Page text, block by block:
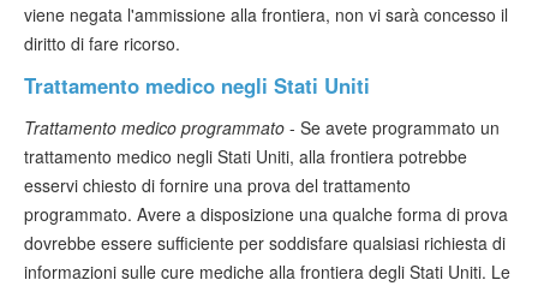
viene negata l'ammissione alla frontiera, non vi sarà concesso il
diritto di fare ricorso.
Trattamento medico negli Stati Uniti
Trattamento medico programmato - Se avete programmato un
trattamento medico negli Stati Uniti, alla frontiera potrebbe
esservi chiesto di fornire una prova del trattamento
programmato. Avere a disposizione una qualche forma di prova
dovrebbe essere sufficiente per soddisfare qualsiasi richiesta di
informazioni sulle cure mediche alla frontiera degli Stati Uniti. Le